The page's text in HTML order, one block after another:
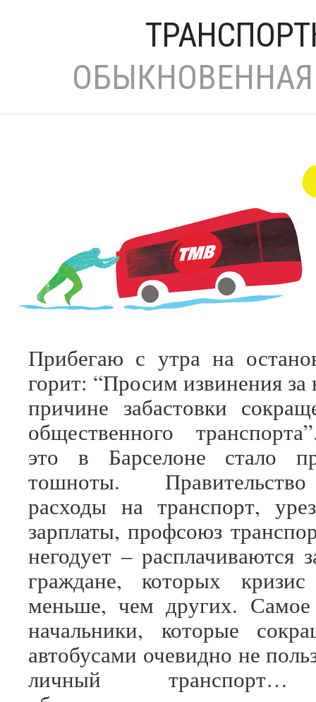
Прибегаю с утра на
горит: “Просим извинения за
причине забастовки
общественного
это в Барселоне стало
тошноты.
расходы на транспорт,
зарплаты, профсоюз
негодует – расплачиваются
граждане, которых
меньше, чем других.
начальники, которые
автобусами очевидно не
личный